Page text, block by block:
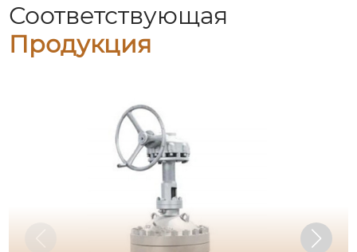
Соответствующая
Продукция